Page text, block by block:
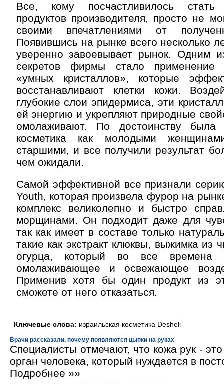
Все, кому посчастливилось стать
продуктов производителя, просто не
своими впечатлениями от
Появившись на рынке всего несколько
уверенно завоевывает рынок. Одним
секретов фирмы стало применение
«умных кристаллов», которые
восстанавливают клетки кожи.
глубокие слои эпидермиса, эти
ей энергию и укрепляют природные
омолаживают. По достоинству
косметика как молодыми
старшими, и все получили результат
чем ожидали.
Самой эффективной все признали
Youth, которая произвела фурор на
комплекс великолепно и быстро
морщинами. Он подходит даже для
так как имеет в составе только
такие как экстракт клюквы, выжимка из
огурца, который во все времена
омолаживающее и освежающее
Применив хотя бы один продукт из
сможете от него отказаться.
Ключевые слова: израильская косметика Desheli
Врачи рассказали, почему появляются цыпки на руках
Специалисты отмечают, что кожа рук -
орган человека, который нуждается в
Подробнее »»